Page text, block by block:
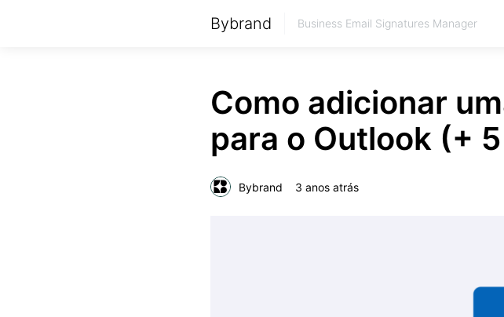
Bybrand Business Email Signatures Manager
Como adicionar
para o Outlook (+
Bybrand 3 anos atrás